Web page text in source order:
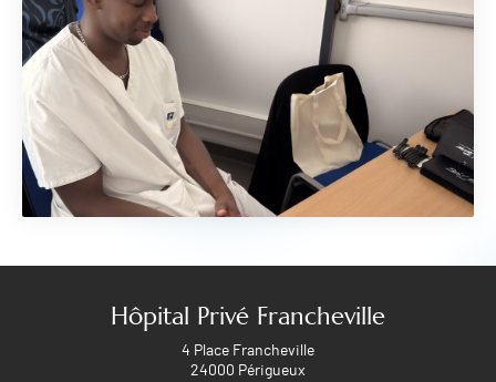
Hôpital Privé Francheville
4 Place Francheville
24000 Périgueux